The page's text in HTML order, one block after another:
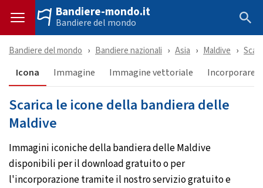
Bandiere-mondo.it
Bandiere del mondo
Bandiere del mondo Bandiere nazionali Asia Maldive
Icona Immagine Immagine vettoriale Incorporare
Scarica le icone della bandiera delle
Maldive
Immagini iconiche della bandiera delle Maldive
disponibili per il download gratuito o per
l'incorporazione tramite il nostro servizio gratuito e